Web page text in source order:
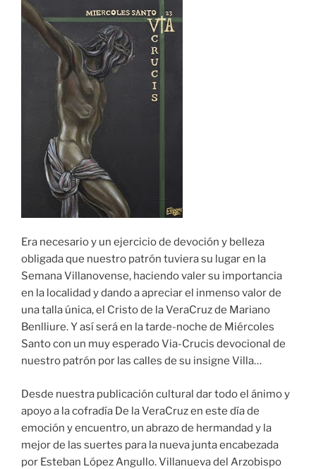
Era necesario y un ejercicio de devoción y belleza
obligada que nuestro patrón tuviera su lugar en la
Semana Villanovense, haciendo valer su importancia
en la localidad y dando a apreciar el inmenso valor de
una talla única, el Cristo de la VeraCruz de Mariano
Benlliure. Y así será en la tarde-noche de Miércoles
Santo con un muy esperado Via-Crucis devocional de
nuestro patrón por las calles de su insigne Villa…
Desde nuestra publicación cultural dar todo el ánimo y
apoyo a la cofradía De la VeraCruz en este día de
emoción y encuentro, un abrazo de hermandad y la
mejor de las suertes para la nueva junta encabezada
por Esteban López Angullo. Villanueva del Arzobispo